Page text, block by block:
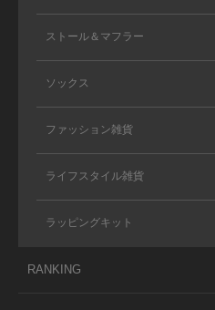
ストール＆マフラー
ソックス
ファッション雑貨
ライフスタイル雑貨
ラッピングキット
RANKING